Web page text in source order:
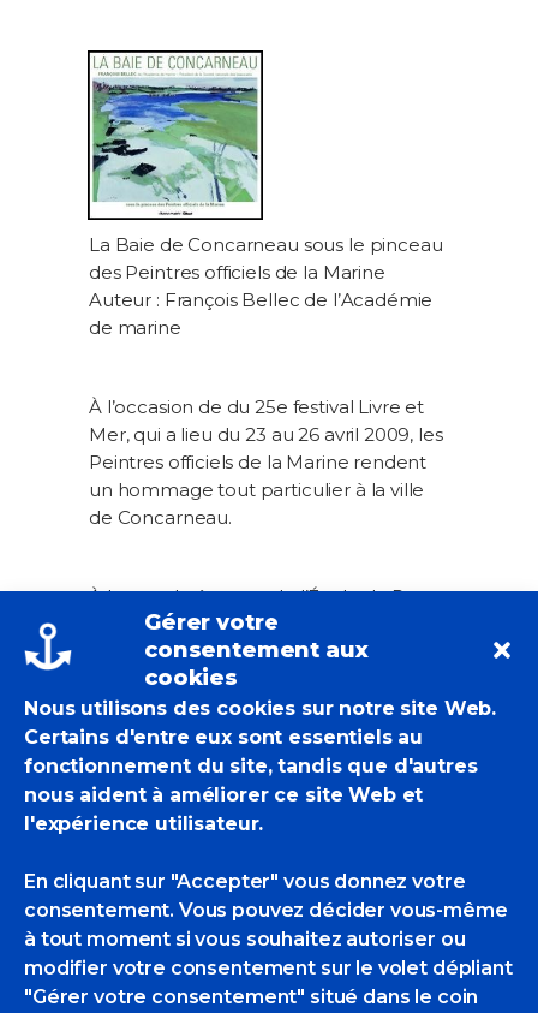
Gérer votre
consentement aux
cookies
Nous utilisons des cookies sur notre site Web.
Certains d'entre eux sont essentiels au
fonctionnement du site, tandis que d'autres
nous aident à améliorer ce site Web et
l'expérience utilisateur.
En cliquant sur "Accepter" vous donnez votre
consentement. Vous pouvez décider vous-même
à tout moment si vous souhaitez autoriser ou
modifier votre consentement sur le volet dépliant
"Gérer votre consentement" situé dans le coin
La Baie de Concarneau sous le pinceau
des Peintres officiels de la Marine
Auteur : François Bellec de l’Académie
de marine
À l’occasion de du 25e festival Livre et
Mer, qui a lieu du 23 au 26 avril 2009, les
Peintres officiels de la Marine rendent
un hommage tout particulier à la ville
de Concarneau.
À la grande époque de l’École de Pont-
Aven, les peintres s’installaient
nombreux sur les berges de
Concarneau ou dans la ville
fortifiée.Aujourd’hui, les Peintres officiels
de la Marine se sont associés au festival
Livre et Mer, et posent toiles et
chevalets, afin de croquer, dessiner,
graver ou photographier cette cité de
tradition picturale.
Autour de la ville, l’imaginaire maritime
de chacun des artistes présents dans ce
recueil a pu être nourri et enrichi à
l’image des enfants de région, Lucien-